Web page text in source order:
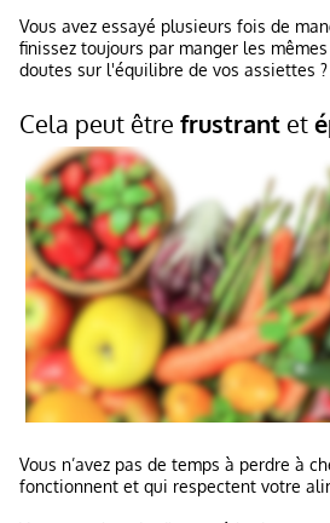
Vous avez essayé plusieurs fois de
finissez toujours par manger les
doutes sur l'équilibre de vos assiettes ?
Cela peut être frustrant et
Vous n’avez pas de temps à perdre à
fonctionnent et qui respectent votre